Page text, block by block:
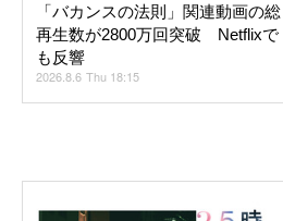
「バカンスの法則」関連動画の総
再生数が2800万回突破 Netflixで
も反響
2026.8.6 Thu 18:15